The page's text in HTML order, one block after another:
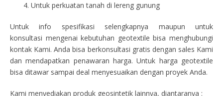
Untuk perkuatan tanah di lereng gunung
Untuk info spesifikasi selengkapnya maupun untuk
konsultasi mengenai kebutuhan geotextile bisa menghubungi
kontak Kami. Anda bisa berkonsultasi gratis dengan sales Kami
dan mendapatkan penawaran harga. Untuk harga geotextile
bisa ditawar sampai deal menyesuaikan dengan proyek Anda.
Kami menyediakan produk geosintetik lainnya, diantaranya :